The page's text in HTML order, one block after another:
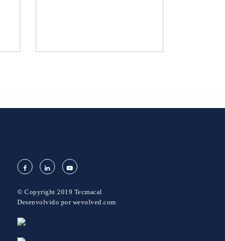
© Copyright 2019 Tecmacal
Desenvolvido por wevolved.com